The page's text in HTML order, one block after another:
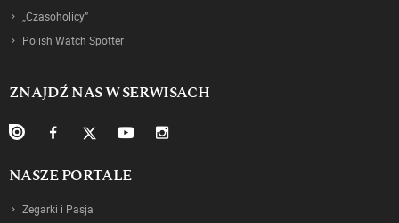
„Czasoholicy”
Polish Watch Spotter
ZNAJDŹ NAS W SERWISACH
NASZE PORTALE
Zegarki i Pasja